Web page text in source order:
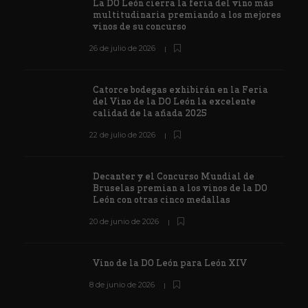
La DO León cierra la feria del vino más
multitudinaria premiando a los mejores
vinos de su concurso
26 de julio de 2026
Catorce bodegas exhibirán en la Feria
del Vino de la DO León la excelente
calidad de la añada 2025
22 de julio de 2026
Decanter y el Concurso Mundial de
Bruselas premian a los vinos de la DO
León con otras cinco medallas
20 de junio de 2026
Vino de la DO León para León XIV
8 de junio de 2026